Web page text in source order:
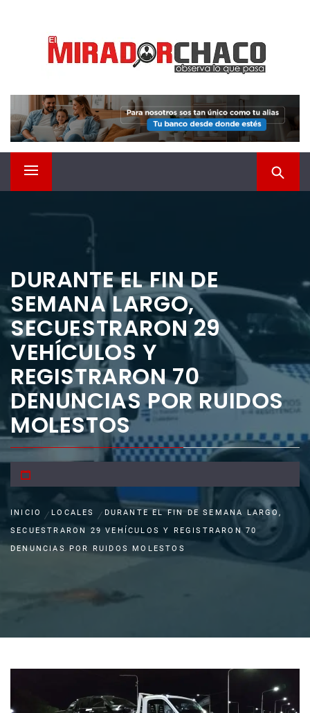
contenido
EL MIRADOR CHACO
Observá lo que pasa
Menú
DURANTE EL FIN DE
SEMANA LARGO,
SECUESTRARON 29
VEHÍCULOS Y
REGISTRARON 70
DENUNCIAS POR RUIDOS
MOLESTOS
INICIO LOCALES
DURANTE EL FIN DE SEMANA LARGO,
SECUESTRARON 29 VEHÍCULOS Y REGISTRARON 70
DENUNCIAS POR RUIDOS MOLESTOS